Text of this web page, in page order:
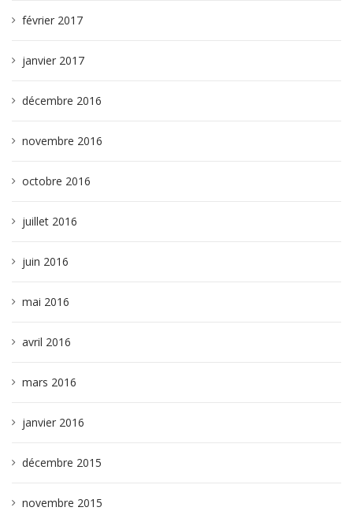
février 2017
janvier 2017
décembre 2016
novembre 2016
octobre 2016
juillet 2016
juin 2016
mai 2016
avril 2016
mars 2016
janvier 2016
décembre 2015
novembre 2015